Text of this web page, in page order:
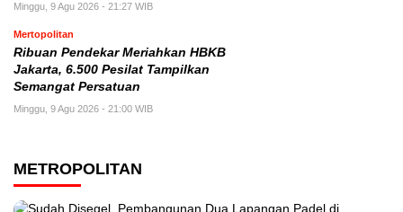
Minggu, 9 Agu 2026 - 21:27 WIB
Mertopolitan
Ribuan Pendekar Meriahkan HBKB
Jakarta, 6.500 Pesilat Tampilkan
Semangat Persatuan
Minggu, 9 Agu 2026 - 21:00 WIB
METROPOLITAN